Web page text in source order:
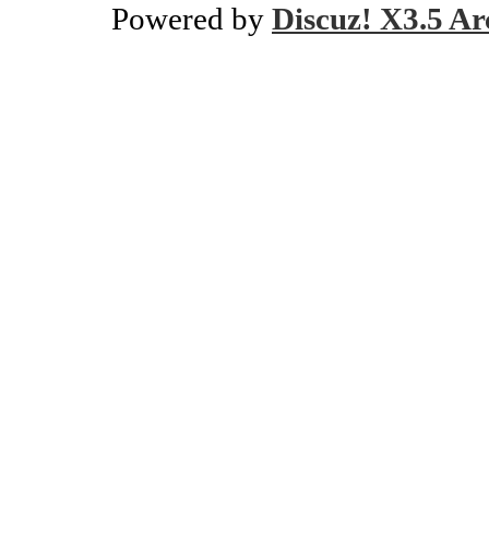
Powered by Discuz! X3.5